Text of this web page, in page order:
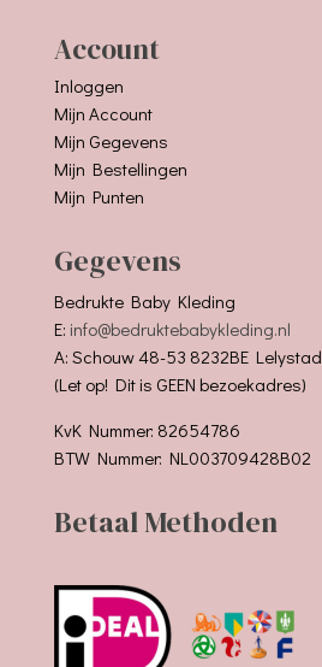
Account
Inloggen
Mijn Account
Mijn Gegevens
Mijn Bestellingen
Mijn Punten
Gegevens
Bedrukte Baby Kleding
E: info@bedruktebabykleding.nl
A: Schouw 48-53 8232BE Lelystad
(Let op! Dit is GEEN bezoekadres)
KvK Nummer: 82654786
BTW Nummer: NL003709428B02
Betaal Methoden